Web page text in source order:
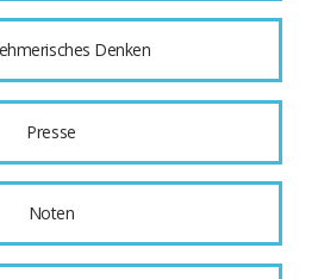
Denken
Presse
Noten